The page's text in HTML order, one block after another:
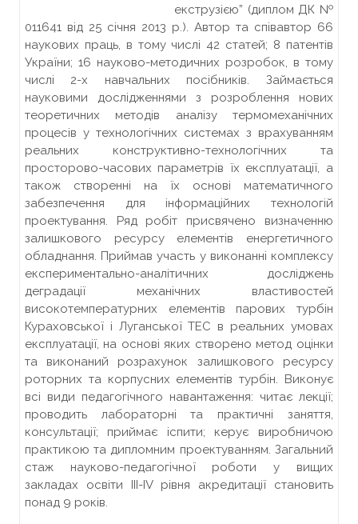
екструзією” (диплом ДК №
011641 від 25 січня 2013 р.). Автор та співавтор 66
наукових праць, в тому числі 42 статей; 8 патентів
України; 16 науково-методичних розробок, в тому
числі 2-х навчальних посібників. Займається
науковими дослідженнями з розроблення нових
теоретичних методів аналізу термомеханічних
процесів у технологічних системах з врахуванням
реальних конструктивно-технологічних та
просторово-часових параметрів їх експлуатації, а
також створенні на їх основі математичного
забезпечення для інформаційних технологій
проектування. Ряд робіт присвячено визначенню
залишкового ресурсу елементів енергетичного
обладнання. Приймав участь у виконанні комплексу
експериментально-аналітичних досліджень
деградації механічних властивостей
високотемпературних елементів парових турбін
Кураховської і Луганської ТЕС в реальних умовах
експлуатації, на основі яких створено метод оцінки
та виконаний розрахунок залишкового ресурсу
роторних та корпусних елементів турбін. Виконує
всі види педагогічного навантаження: читає лекції;
проводить лабораторні та практичні заняття,
консультації; приймає іспити; керує виробничою
практикою та дипломним проектуванням. Загальний
стаж науково-педагогічної роботи у вищих
закладах освіти ІІІ-ІV рівня акредитації становить
понад 9 років.